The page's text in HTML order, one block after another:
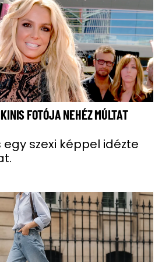
FOTÓJA NEHÉZ MÚLTAT
szexi képpel idézte